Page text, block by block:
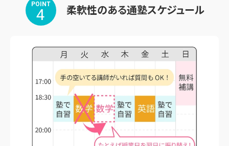
POINT
4 柔軟性のある通塾スケジュール